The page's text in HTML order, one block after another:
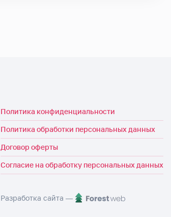
Политика конфиденциальности
Политика обработки персональных данных
Договор оферты
Согласие на обработку персональных данных
Разработка сайта —